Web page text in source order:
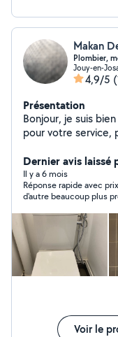
Makan
Plombier,
Jouy-en-
4,9/5
Présentation
Bonjour, je suis
pour votre service,
Dernier avis laissé
Il y a 6 mois
Réponse rapide avec
d'autre beaucoup plus
Voir le